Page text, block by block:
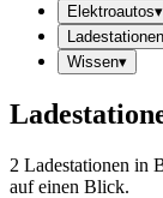
Elektroautos▾
Ladestationen
Wissen▾
2 Ladestationen in
auf einen Blick.